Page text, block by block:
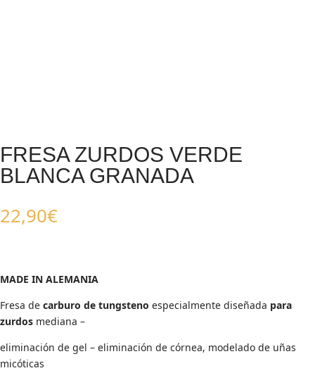
FRESA ZURDOS VERDE
BLANCA GRANADA
22,90€
MADE IN ALEMANIA
Fresa de carburo de tungsteno especialmente diseñada para
zurdos mediana –
eliminación de gel – eliminación de córnea, modelado de uñas
micóticas